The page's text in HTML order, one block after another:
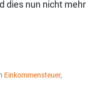
dies nun nicht mehr
Einkommensteuer,